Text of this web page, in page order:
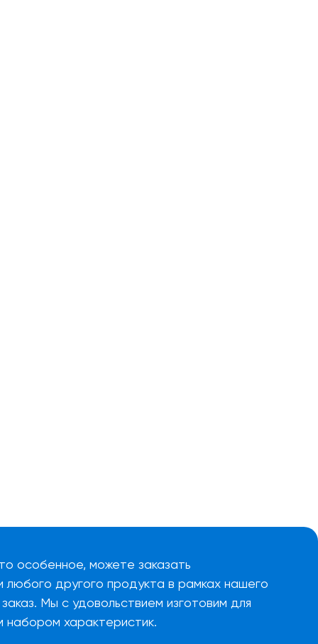
особенное, можете заказать
любого другого продукта в рамках нашего
Мы с удовольствием изготовим для
характеристик.